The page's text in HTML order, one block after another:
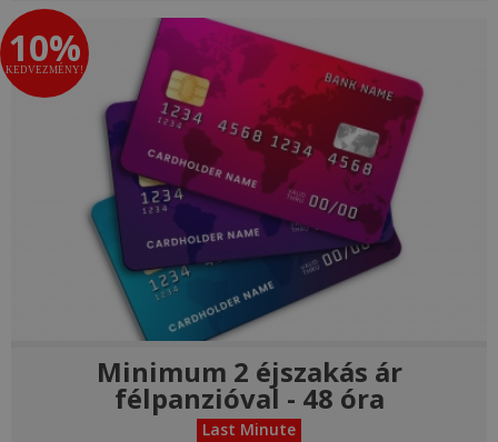
10%
KEDVEZMÉNY!
Minimum 2 éjszakás ár
félpanzióval - 48 óra
Last Minute